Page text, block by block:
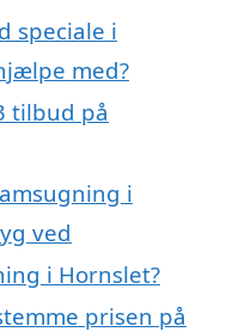
speciale i
med?
tilbud på
i
ved
i Hornslet?
prisen på